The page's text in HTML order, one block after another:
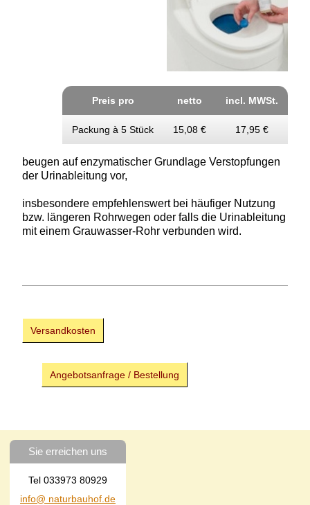
Preis pro netto incl. MWSt.
Packung à 5 Stück 15,08 € 17,95 €
beugen auf enzymatischer Grundlage Verstop­fungen
der Urinableitung vor,
insbesondere empfehlenswert bei häufiger Nutzung
bzw. längeren Rohrwegen oder falls die Urinableitung
mit einem Grauwasser-Rohr verbunden wird.
Versandkosten
Angebotsanfrage / Bestellung
Sie erreichen uns
Tel 033973 80929
info@ naturbauhof.de